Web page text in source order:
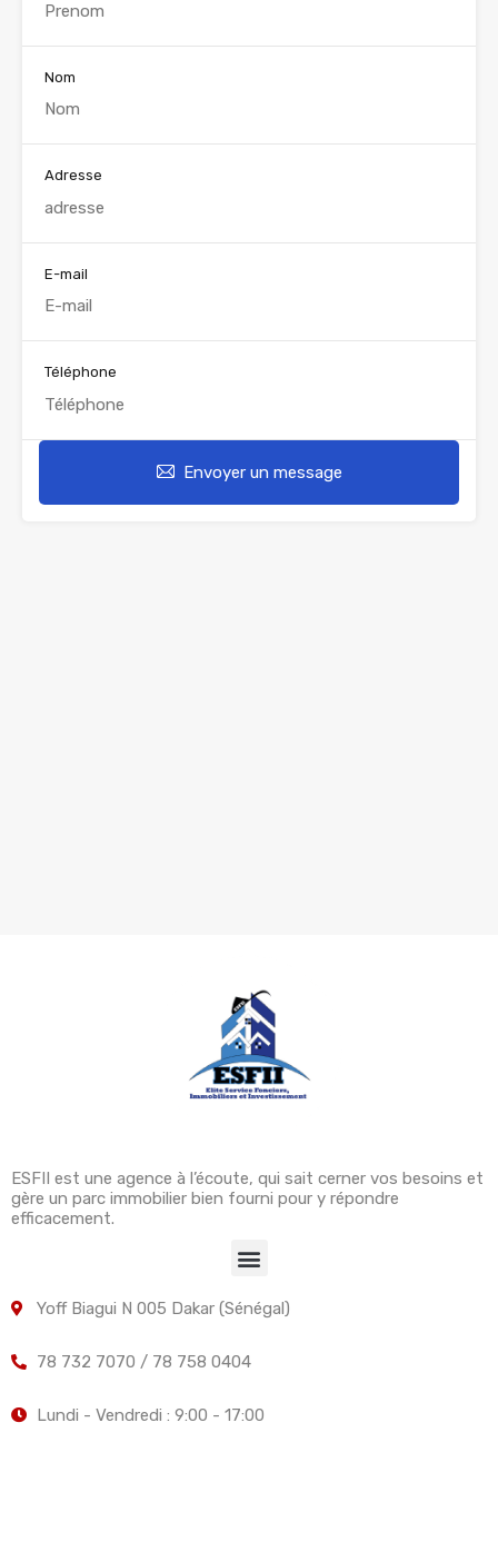
Nom
Adresse
E-mail
Téléphone
Envoyer un message
ESFII est une agence à l’écoute, qui sait cerner vos besoins et
gère un parc immobilier bien fourni pour y répondre
efficacement.
Yoff Biagui N 005 Dakar (Sénégal)
78 732 7070 / 78 758 0404
Lundi - Vendredi : 9:00 - 17:00